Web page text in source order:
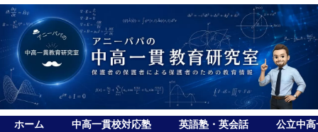
ホーム 中高一貫校対応塾 英語塾・英会話 公立中